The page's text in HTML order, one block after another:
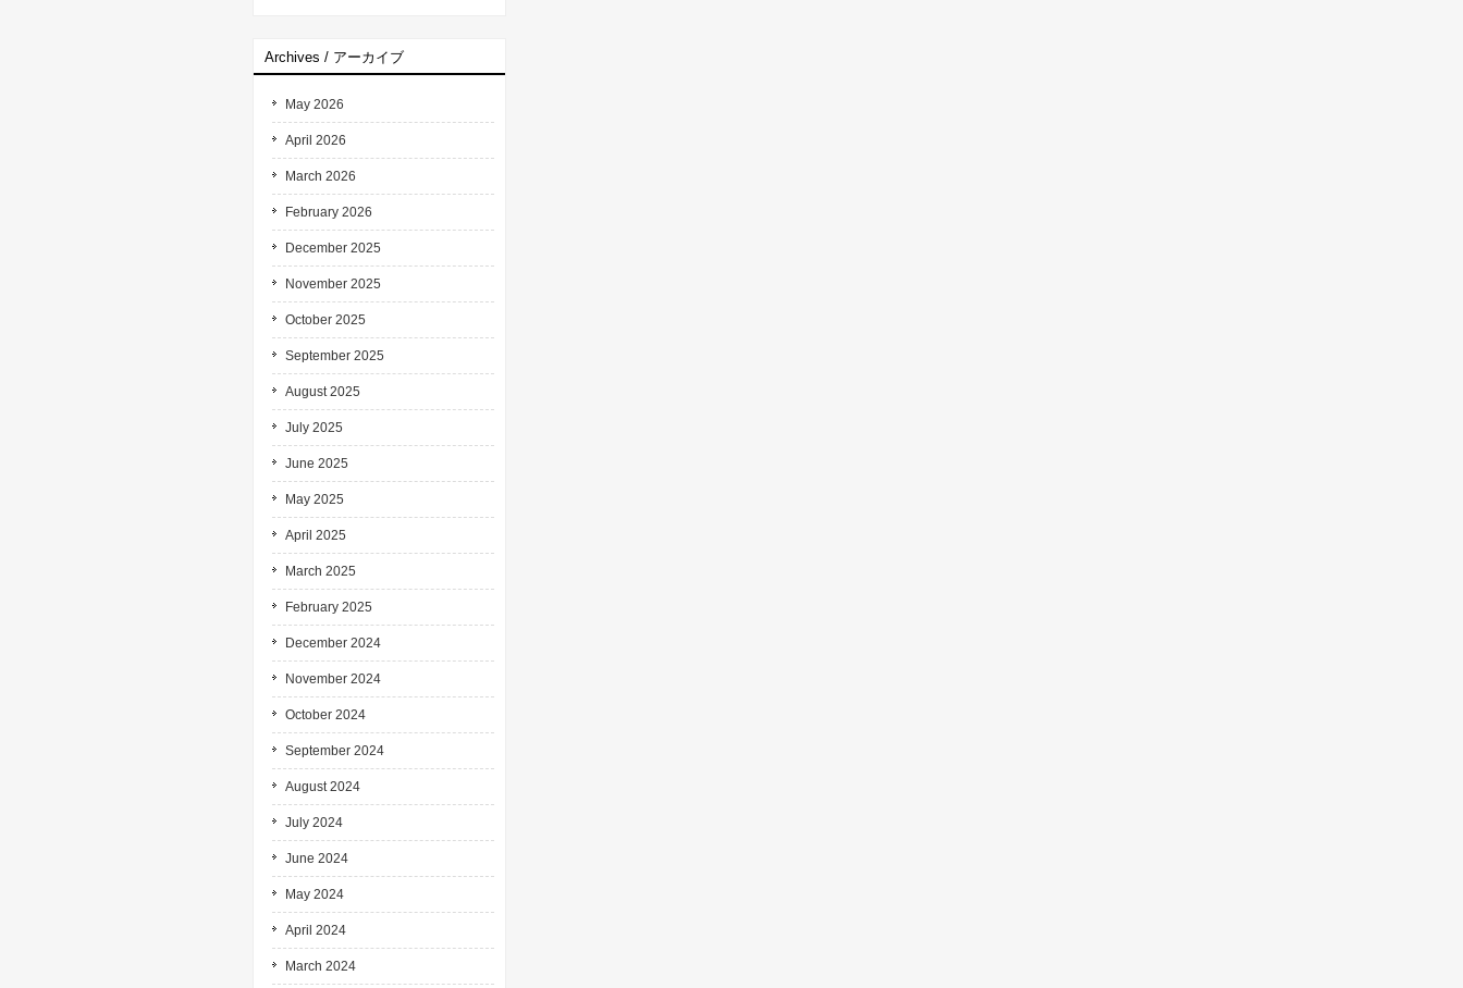
Archives / アーカイブ
May 2026
April 2026
March 2026
February 2026
December 2025
November 2025
October 2025
September 2025
August 2025
July 2025
June 2025
May 2025
April 2025
March 2025
February 2025
December 2024
November 2024
October 2024
September 2024
August 2024
July 2024
June 2024
May 2024
April 2024
March 2024